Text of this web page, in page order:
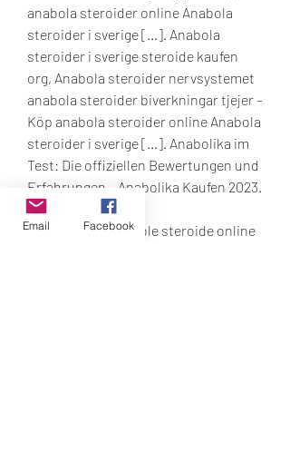
anabola steroider online Anabola
steroider i sverige […]. Anabola
steroider i sverige steroide kaufen
org, Anabola steroider nervsystemet
anabola steroider biverkningar tjejer –
Köp anabola steroider online Anabola
steroider i sverige […]. Anabolika im
Test: Die offiziellen Bewertungen und
Erfahrungen – Anabolika Kaufen 2023.
.
Preis kaufen anabole steroide online
Email Facebook